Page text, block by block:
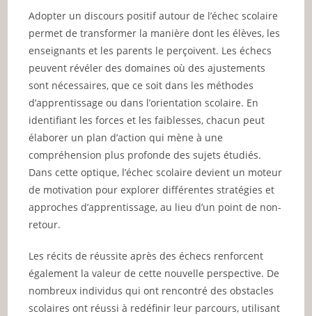
Adopter un discours positif autour de l’échec scolaire
permet de transformer la manière dont les élèves, les
enseignants et les parents le perçoivent. Les échecs
peuvent révéler des domaines où des ajustements
sont nécessaires, que ce soit dans les méthodes
d’apprentissage ou dans l’orientation scolaire. En
identifiant les forces et les faiblesses, chacun peut
élaborer un plan d’action qui mène à une
compréhension plus profonde des sujets étudiés.
Dans cette optique, l’échec scolaire devient un moteur
de motivation pour explorer différentes stratégies et
approches d’apprentissage, au lieu d’un point de non-
retour.
Les récits de réussite après des échecs renforcent
également la valeur de cette nouvelle perspective. De
nombreux individus qui ont rencontré des obstacles
scolaires ont réussi à redéfinir leur parcours, utilisant